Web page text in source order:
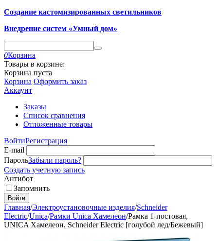
Создание кастомизированных светильников
Внедрение систем «Умный дом»
0Корзина
Товары в корзине:
Корзина пуста
Корзина Оформить заказ
Аккаунт
Заказы
Список сравнения
Отложенные товары
ВойтиРегистрация
E-mail
ПарольЗабыли пароль?
Создать учетную запись
Антибот
Запомнить
Войти
Главная/Электроустановочные изделия/Schneider
Electric/Unica/Рамки Unica Хамелеон/Рамка 1-постовая,
UNICA Хамелеон, Schneider Electric [голубой лед/Бежевый]